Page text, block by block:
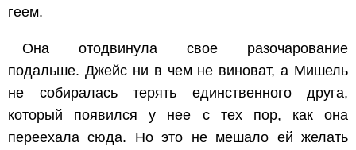
геем.
Она отодвинула свое разочарование
подальше. Джейс ни в чем не виноват, а Мишель
не собиралась терять единственного друга,
который появился у нее с тех пор, как она
переехала сюда. Но это не мешало ей желать